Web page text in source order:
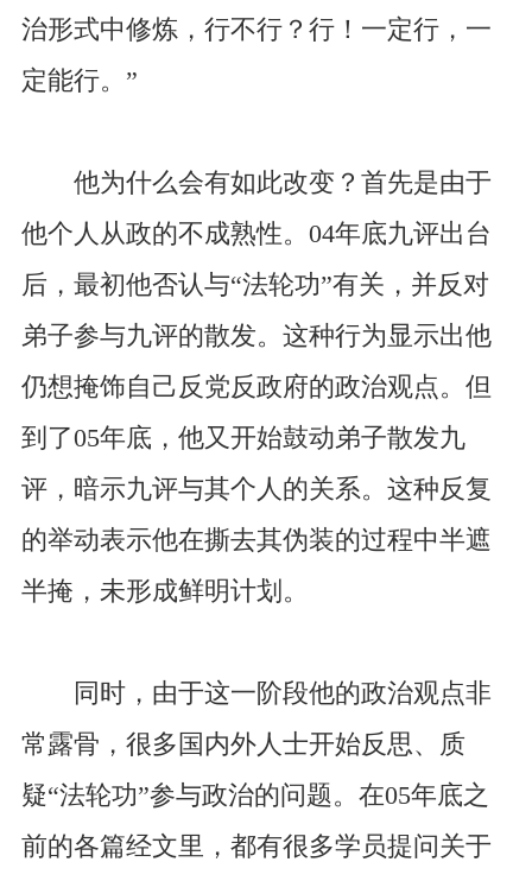
治形式中修炼，行不行？行！一定行，一
定能行。”
他为什么会有如此改变？首先是由于
他个人从政的不成熟性。04年底九评出台
后，最初他否认与“法轮功”有关，并反对
弟子参与九评的散发。这种行为显示出他
仍想掩饰自己反党反政府的政治观点。但
到了05年底，他又开始鼓动弟子散发九
评，暗示九评与其个人的关系。这种反复
的举动表示他在撕去其伪装的过程中半遮
半掩，未形成鲜明计划。
同时，由于这一阶段他的政治观点非
常露骨，很多国内外人士开始反思、质
疑“法轮功”参与政治的问题。在05年底之
前的各篇经文里，都有很多学员提问关于